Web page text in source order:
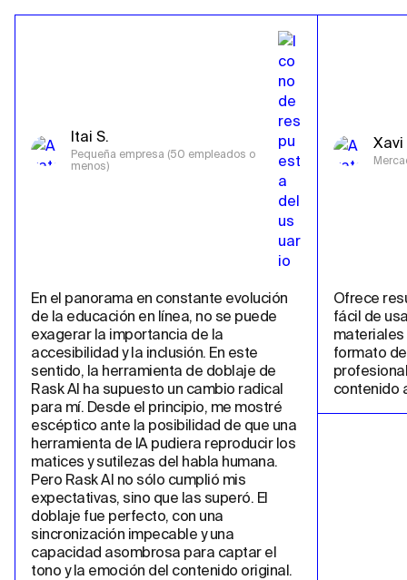
Itai S.
Pequeña empresa (50 empleados o
menos)
En el panorama en constante evolución
de la educación en línea, no se puede
exagerar la importancia de la
accesibilidad y la inclusión. En este
sentido, la herramienta de doblaje de
Rask AI ha supuesto un cambio radical
para mí. Desde el principio, me mostré
escéptico ante la posibilidad de que una
herramienta de IA pudiera reproducir los
matices y sutilezas del habla humana.
Pero Rask AI no sólo cumplió mis
expectativas, sino que las superó. El
doblaje fue perfecto, con una
sincronización impecable y una
capacidad asombrosa para captar el
tono y la emoción del contenido original.
Xavi
Ofrece
fácil de
materiales
formato
contenido